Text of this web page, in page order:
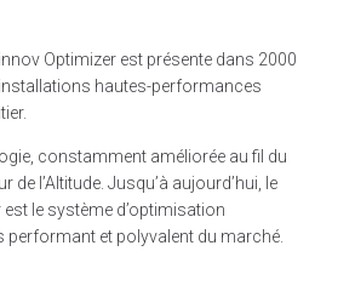
Optimizer est présente dans 2000
hautes-performances
constamment améliorée au fil du
l’Altitude. Jusqu’à aujourd’hui, le
le système d’optimisation
performant et polyvalent du marché.